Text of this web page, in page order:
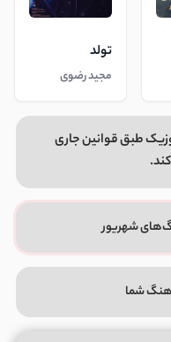
تولد
مجید رضوی
طبق قوانین جاری
شهریور
شما